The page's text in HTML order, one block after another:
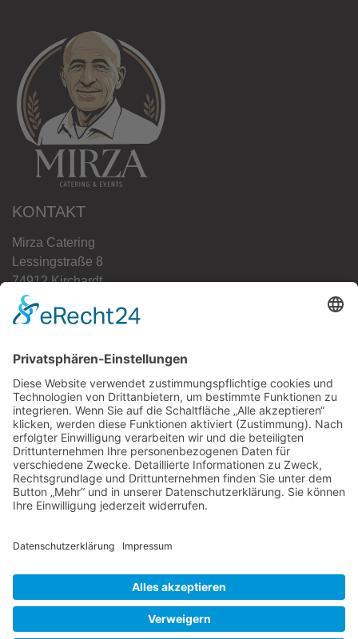
KONTAKT
Mirza Catering
Lessingstraße 8
74912 Kirchardt
Tel.:+49 (0) 1514 617 4615
SOZIALE NETZWERKE
Facebook
Instagram
RECHTLICHES
kontakt
impressum